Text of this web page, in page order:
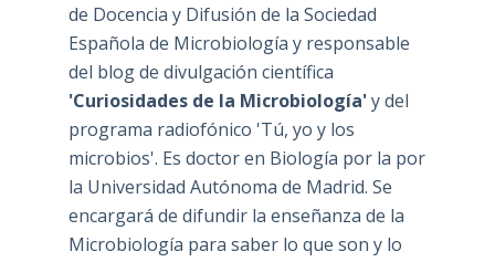
de Docencia y Difusión de la Sociedad
Española de Microbiología y responsable
del blog de divulgación científica
'Curiosidades de la Microbiología'y del
programa radiofónico 'Tú, yo y los
microbios'. Es doctor en Biología por la por
la Universidad Autónoma de Madrid. Se
encargará de difundir la enseñanza de la
Microbiología para saber lo que son y lo